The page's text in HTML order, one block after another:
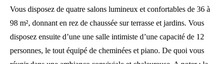
Vous disposez de quatre salons lumineux et confortables de 36 à
98 m², donnant en rez de chaussée sur terrasse et jardins. Vous
disposez ensuite d’une une salle intimiste d’une capacité de 12
personnes, le tout équipé de cheminées et piano. De quoi vous